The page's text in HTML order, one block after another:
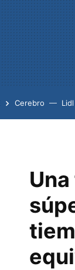
Cerebro Lidl